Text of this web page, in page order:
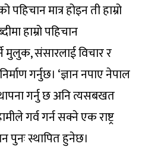
मात्र होइन ती हाम्रो
हाम्रो पहिचान
मुलुक, संसारलाई विचार र
गर्नुछ। ‘ज्ञान नपाए नेपाल
गर्नु छ अनि त्यसबखत
गर्व गर्न सक्ने एक राष्ट्र
पुनः स्थापित हुनेछ।